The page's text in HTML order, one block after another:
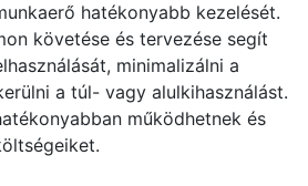
hatékonyabb kezelését.
követése és tervezése segít
minimalizálni a
a túl- vagy alulkihasználást.
működhetnek és